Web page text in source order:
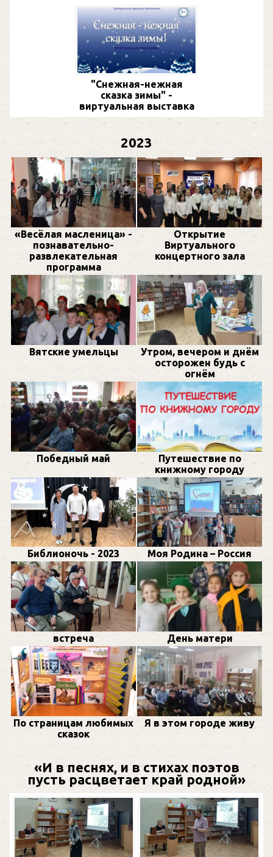
"Снежная-нежная
сказка зимы" -
виртуальная выставка
2023
«Весёлая масленица» -
познавательно-
развлекательная
программа
Открытие
Виртуального
концертного зала
Вятские умельцы
Утром, вечером и днём
осторожен будь с
огнём
Победный май
Путешествие по
книжному городу
Библионочь - 2023 Моя Родина – Россия
встреча День матери
По страницам любимых
сказок
Я в этом городе живу
«И в песнях, и в стихах поэтов
пусть расцветает край родной»